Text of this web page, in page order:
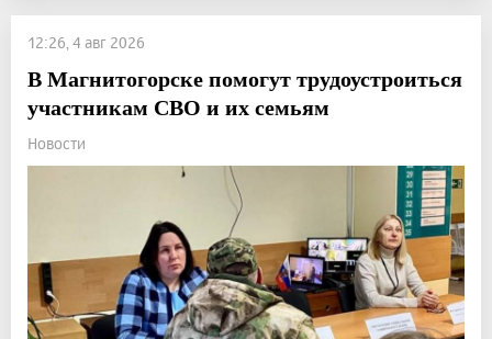
12:26, 4 авг 2026
В Магнитогорске помогут трудоустроиться
участникам СВО и их семьям
Новости